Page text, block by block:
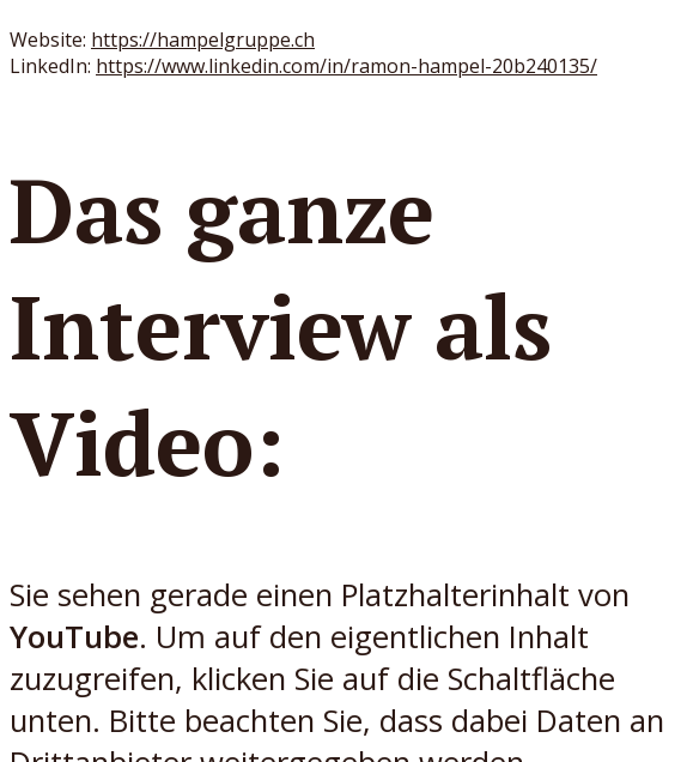
Website: https://hampelgruppe.ch
LinkedIn: https://www.linkedin.com/in/ramon-hampel-20b240135/
Das ganze
Interview als
Video:
Sie sehen gerade einen Platzhalterinhalt von
YouTube. Um auf den eigentlichen Inhalt
zuzugreifen, klicken Sie auf die Schaltfläche
unten. Bitte beachten Sie, dass dabei Daten an